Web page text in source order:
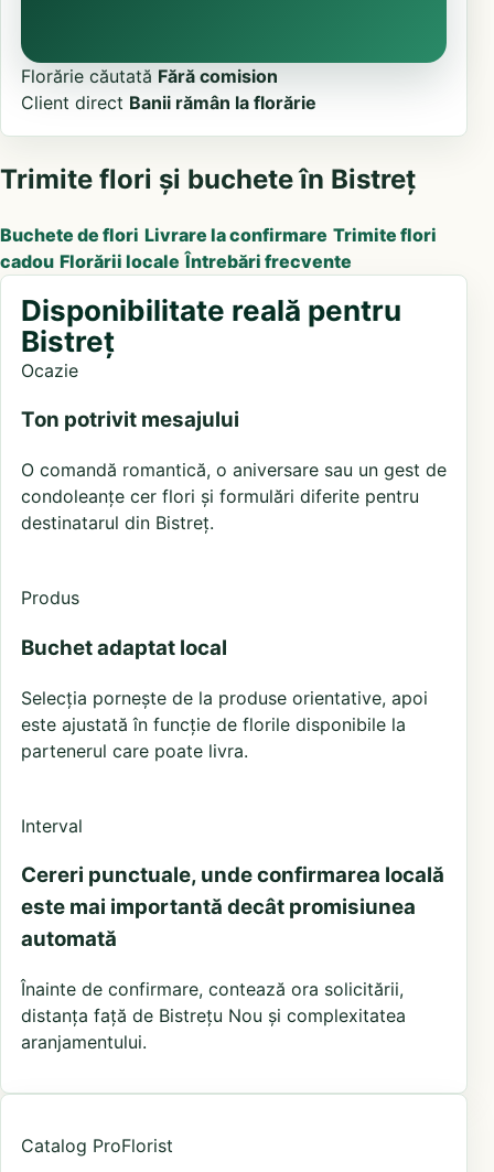
Florărie căutată Fără comision
Client direct Banii rămân la florărie
Trimite flori și buchete în Bistreț
Buchete de flori Livrare la confirmare Trimite flori
cadou Florării locale Întrebări frecvente
Disponibilitate reală pentru
Bistreț
Ocazie
Ton potrivit mesajului
O comandă romantică, o aniversare sau un gest de
condoleanțe cer flori și formulări diferite pentru
destinatarul din Bistreț.
Produs
Buchet adaptat local
Selecția pornește de la produse orientative, apoi
este ajustată în funcție de florile disponibile la
partenerul care poate livra.
Interval
Cereri punctuale, unde confirmarea locală
este mai importantă decât promisiunea
automată
Înainte de confirmare, contează ora solicitării,
distanța față de Bistrețu Nou și complexitatea
aranjamentului.
Catalog ProFlorist